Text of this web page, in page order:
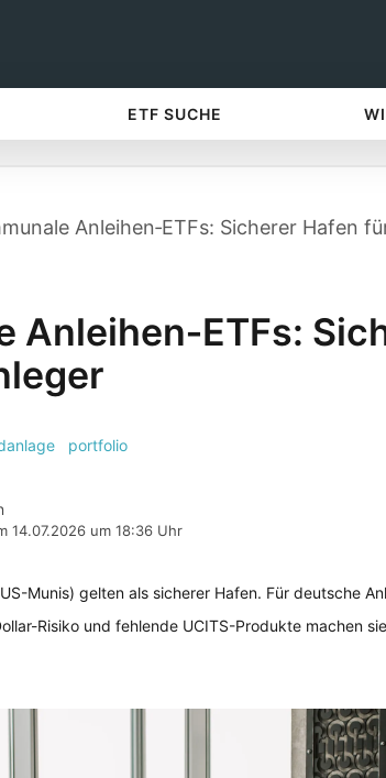
ETF SUCHE
Anleihen‑ETFs: Sicherer Hafen
Anleihen‑ETFs:
portfolio
14.07.2026 um 18:36 Uhr
Munis) gelten als sicherer Hafen. Für deutsche
Risiko und fehlende UCITS-Produkte machen